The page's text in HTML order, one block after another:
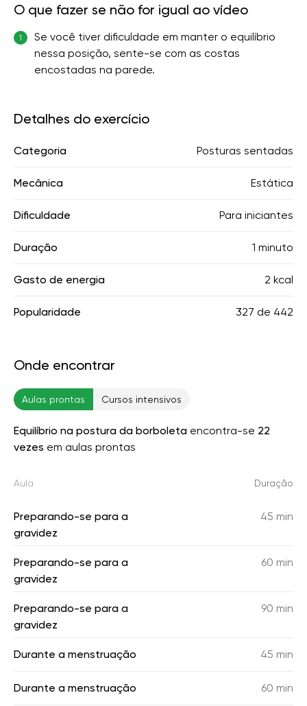
O que fazer se não for igual ao vídeo
1
Se você tiver dificuldade em manter o equilíbrio
nessa posição, sente-se com as costas
encostadas na parede.
Detalhes do exercício
Categoria Posturas sentadas
Mecânica Estática
Dificuldade Para iniciantes
Duração 1 minuto
Gasto de energia 2 kcal
Popularidade 327 de 442
Onde encontrar
Aulas prontas Cursos intensivos
Equilíbrio na postura da borboleta encontra-se 22
vezes em aulas prontas
Aula Duração
Preparando-se para a
gravidez
45 min
Preparando-se para a
gravidez
60 min
Preparando-se para a
gravidez
90 min
Durante a menstruação 45 min
Durante a menstruação 60 min